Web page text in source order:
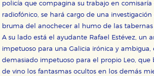
policía que compagina su trabajo en
radiofónico, se hará cargo de una
bruma del anochecer al humo de las tabernas
A su lado está el ayudante Rafael Estévez, un
impetuoso para una Galicia irónica y ambigua,
demasiado impetuoso para el propio Leo, que
de vino los fantasmas ocultos en los demás